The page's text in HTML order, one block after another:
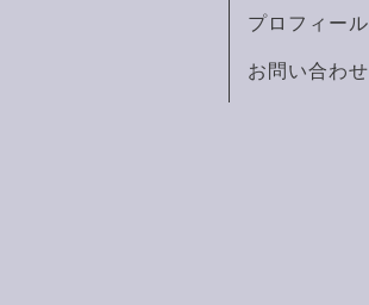
プロフィール
お問い合わせ